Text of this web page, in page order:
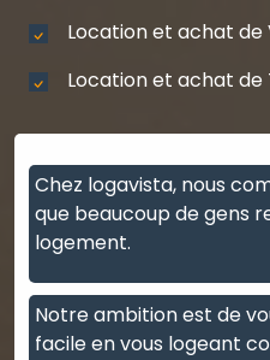
Location et achat de
Location et achat de
Chez logavista, nous
que beaucoup de gens
logement.
Notre ambition est de
facile en vous logeant